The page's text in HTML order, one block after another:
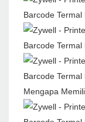
Mengapa